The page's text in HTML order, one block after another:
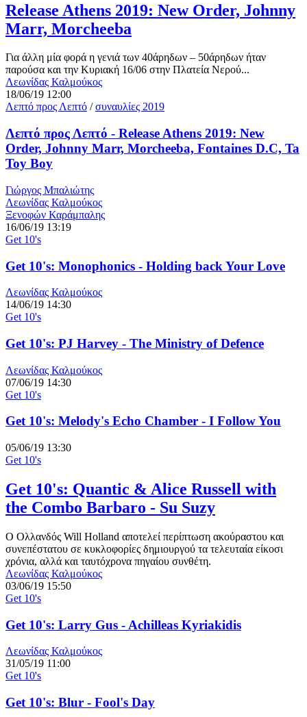
Release Athens 2019: New Order, Johnny
Marr, Morcheeba
Για άλλη μία φορά η γενιά των 40άρηδων – 50άρηδων ήταν
παρούσα και την Κυριακή 16/06 στην Πλατεία Νερού...
Λεωνίδας Καλμούκος
18/06/19 12:00
Λεπτό προς Λεπτό /συναυλίες 2019
Λεπτό προς Λεπτό - Release Athens 2019: New
Order, Johnny Marr, Morcheeba, Fontaines D.C, Ta
Toy Boy
Γιώργος Μπαλιώτης
Λεωνίδας Καλμούκος
Ξενοφών Καράμπαλης
16/06/19 13:19
Get 10's
Get 10's: Monophonics - Holding back Your Love
Λεωνίδας Καλμούκος
14/06/19 14:30
Get 10's
Get 10's: PJ Harvey - The Ministry of Defence
Λεωνίδας Καλμούκος
07/06/19 14:30
Get 10's
Get 10's: Melody's Echo Chamber - I Follow You
05/06/19 13:30
Get 10's
Get 10's: Quantic & Alice Russell with
the Combo Barbaro - Su Suzy
Ο Ολλανδός Will Holland αποτελεί περίπτωση ακούραστου και
συνεπέστατου σε κυκλοφορίες δημιουργού τα τελευταία είκοσι
χρόνια, αλλά και ταυτόχρονα πηγαίου συνθέτη.
Λεωνίδας Καλμούκος
03/06/19 15:50
Get 10's
Get 10's: Larry Gus - Achilleas Kyriakidis
Λεωνίδας Καλμούκος
31/05/19 11:00
Get 10's
Get 10's: Blur - Fool's Day